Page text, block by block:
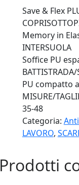
Save & Flex
Memory in
INTERSUOLA
Soffice PU
PU compatto
MISURE/
35-48
Categoria:
LAVORO,
Prodotti